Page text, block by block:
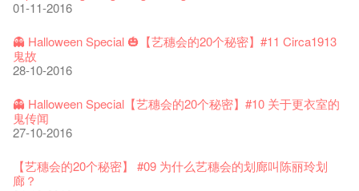
09-06-2022
艺穗会40周年展览 — 回忆及艺术作品征集
13-01-2022
14-12-2021
古宅里的下午茶 - 初冲
奶库推出日式午餐
落单】
演出期间须佩戴口罩
22-06-2020
4月21日(星期二)重新开放
16-04-2020
03-04-2020
13-08-2019
31-07-2019
那位女士走了
02-07-2019
走向自由
17-06-2019
11-03-2019
还未太迟
新年快乐 | 农历新年开放时间
04-02-2019
青菜沙律 - 也斯
Wanted! Full time or Part time Bartender
03-05-2018
【艺穗五月·Fringe May】
24-04-2018
WANTED - 项目统筹
12-04-2018
Pop-up Symphonic Artbar
21-02-2018
【招募!】艺穗会导赏员
12-01-2018
《她和他的时间之流》- 现场篇
26-11-2017
24-11-2017
01-09-2017
「创作时如实观照自己，严谨对待，不拘泥于形式或盲从权
22-08-2017
【当昌哥架生房碰上艺穗会】
艺穗会—借来的时间 - Metropop
艺穗会餐饮招聘
10-04-2017
一分钟的见闻，足以影响孩子们一生的看法。
01-04-2017
Sold Out In 7 Minutes! C.J.Hendry @ the Fringe
21-03-2017
聘请: 艺穗会艺术行政实习生
07-03-2017
【艺穗会的20个秘密】#20
🕵【有奖问答游戏】又黎喇！
29-11-2016
【艺穗会的20个秘密】#19 主厨Joe的故事
25-11-2016
22-11-2016
01-11-2016
👻 Halloween Special 🎃【艺穗会的20个秘密】#11 Circa1913
鬼故
28-10-2016
👻 Halloween Special【艺穗会的20个秘密】#10 关于更衣室的
鬼传闻
27-10-2016
【艺穗会的20个秘密】 #09 为什么艺穗会的划廊叫陈丽玲划
廊？